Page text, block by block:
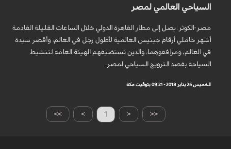
السياحي العالمي لمصر
مصر-الكوثر: يصل إلى مطار القاهرة الدولي خلال الساعات القليلة القادمة
أشهر حاملي أرقام جينيس العالمية لأطول رجل في العالم، وأقصر سيدة
في العالم، ومرافقوهما، والذين تستضيفهم الهيئة العامة لتنشيط
السياحة بقصد الترويج السياحي لمصر.
الخميس 25 يناير 2018 - 09:21 بتوقيت مكة
>> > 1 < <<